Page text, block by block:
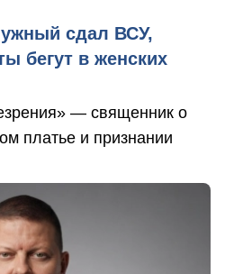
сдал ВСУ,
бегут в женских
— священник о
платье и признании